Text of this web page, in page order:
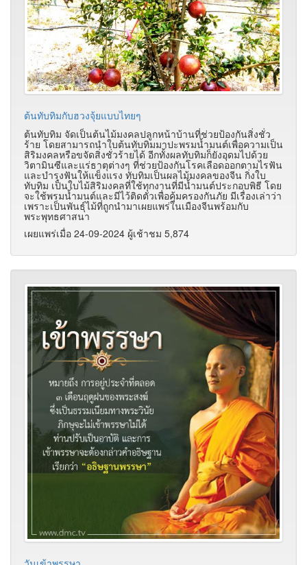
ต้นทับทิมกับฮวงจุ้ยแบบไทยๆ
ต้นทับทิม จัดเป็นต้นไม้มงคลปลูกหน้าบ้านที่ช่วยป้องกันสิ่งชั่ว
ร้าย โดยสามารถนําใบต้นทับทิมมาปะพรมน้ำมนต์เพื่อความเป็น
สิริมงคลหรือขจัดสิ่งชั่วร้ายได้ อีกทั้งผลทับทิมก็ยังอุดมไปด้วย
วิตามินซีและแร่ธาตุต่างๆ ที่ช่วยป้องกันโรคเลือดออกตามไรฟัน
และบํารุงฟันให้แข็งแรง ทับทิมเป็นผลไม้มงคลของจีน กิ่งใบ
ทับทิม เป็นใบไม้สิริมงคลที่ใช้ทุกงานที่มีน้ำมนต์ประกอบพิธี โดย
จะใช้พรมน้ำมนต์และมีไว้ติดตัวเพื่อคุ้มครองกันภัย มีเรื่องเล่าว่า
เพราะเป็นพันธุ์ไม้ที่ถูกนํามาเผยแพร่ในเมืองจีนพร้อมกับ
พระพุทธศาสนา
เผยแพร่เมื่อ 24-09-2024 ผู้เช้าชม 5,874